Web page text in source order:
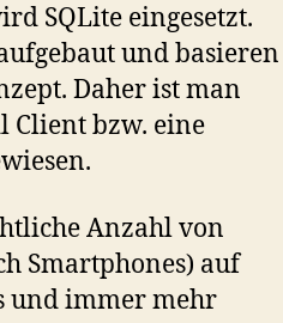
SQLite eingesetzt.
und basieren
Daher ist man
Client bzw. eine
Anzahl von
Smartphones) auf
und immer mehr